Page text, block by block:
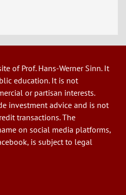
of Prof. Hans-Werner Sinn. It
education. It is not
or partisan interests.
investment advice and is not
transactions. The
on social media platforms,
is subject to legal